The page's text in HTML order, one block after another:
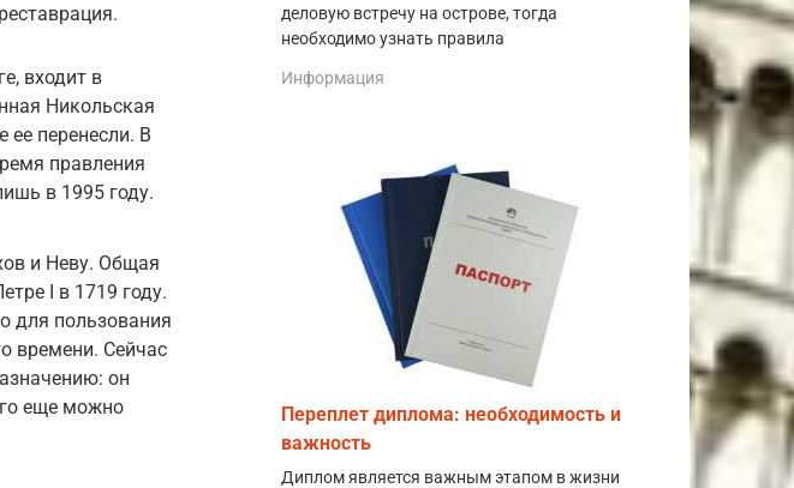
входит в
Никольская
ее перенесли. В
правления
в 1995 году.
и Неву. Общая
I в 1719 году.
для пользования
времени. Сейчас
он
еще можно
деловую встречу на острове, тогда
необходимо узнать правила
Информация
Переплет диплома: необходимость и
важность
Диплом является важным этапом в жизни